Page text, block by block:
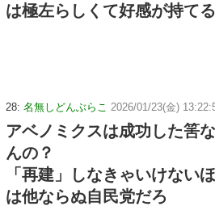
は極左らしくて好感が持てる
28: 名無しどんぶらこ 2026/01/23(金)
アベノミクスは成功した筈
んの？
「再建」しなきゃいけない
は他ならぬ自民党だろ